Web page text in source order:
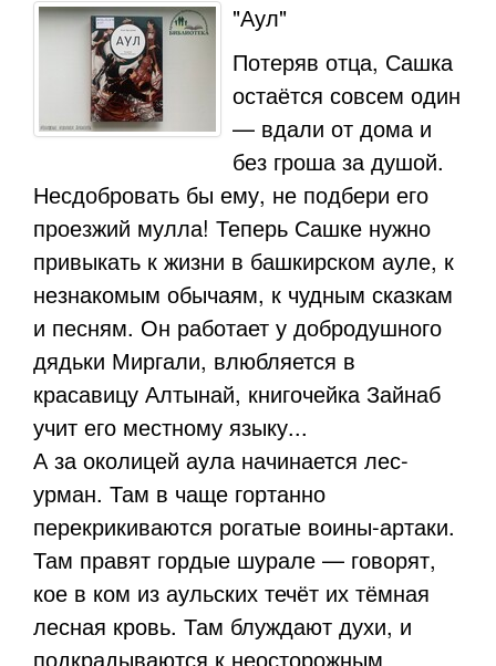
"Аул"
Потеряв отца, Сашка
остаётся совсем один
— вдали от дома и
без гроша за душой.
Несдобровать бы ему, не подбери его
проезжий мулла! Теперь Сашке нужно
привыкать к жизни в башкирском ауле, к
незнакомым обычаям, к чудным сказкам
и песням. Он работает у добродушного
дядьки Миргали, влюбляется в
красавицу Алтынай, книгочейка Зайнаб
учит его местному языку...
А за околицей аула начинается лес-
урман. Там в чаще гортанно
перекрикиваются рогатые воины-артаки.
Там правят гордые шурале — говорят,
кое в ком из аульских течёт их тёмная
лесная кровь. Там блуждают духи, и
подкрадываются к неосторожным